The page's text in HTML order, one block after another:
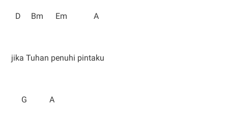
D Bm Em A
jika Tuhan penuhi pintaku
G A